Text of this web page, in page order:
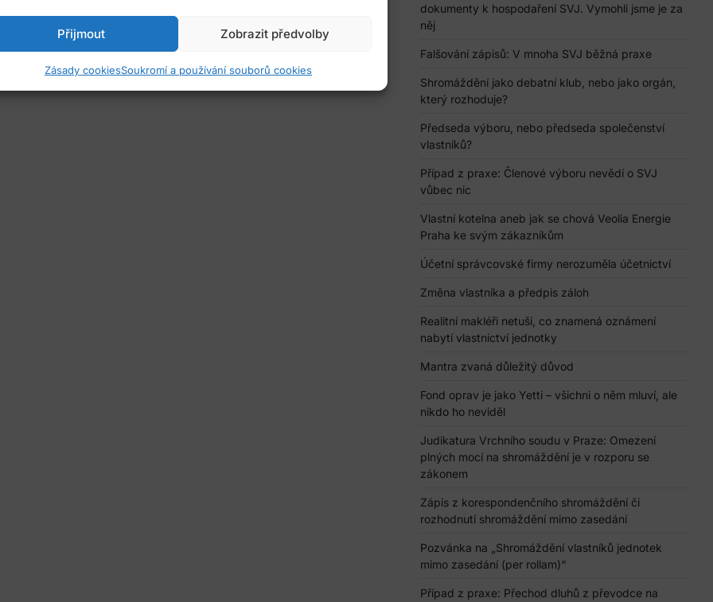
Přijmout Zobrazit předvolby
Zásady cookiesSoukromí a používání souborů cookies
dokumenty k hospodaření SVJ. Vymohli jsme je za
něj
Falšování zápisů: V mnoha SVJ běžná praxe
Shromáždění jako debatní klub, nebo jako orgán,
který rozhoduje?
Předseda výboru, nebo předseda společenství
vlastníků?
Případ z praxe: Členové výboru nevědí o SVJ
vůbec nic
Vlastní kotelna aneb jak se chová Veolia Energie
Praha ke svým zákazníkům
Účetní správcovské firmy nerozuměla účetnictví
Změna vlastníka a předpis záloh
Realitní makléři netuší, co znamená oznámení
nabytí vlastnictví jednotky
Mantra zvaná důležitý důvod
Fond oprav je jako Yetti – všichni o něm mluví, ale
nikdo ho neviděl
Judikatura Vrchního soudu v Praze: Omezení
plných mocí na shromáždění je v rozporu se
zákonem
Zápis z korespondenčního shromáždění či
rozhodnutí shromáždění mimo zasedání
Pozvánka na „Shromáždění vlastníků jednotek
mimo zasedání (per rollam)“
Případ z praxe: Přechod dluhů z převodce na